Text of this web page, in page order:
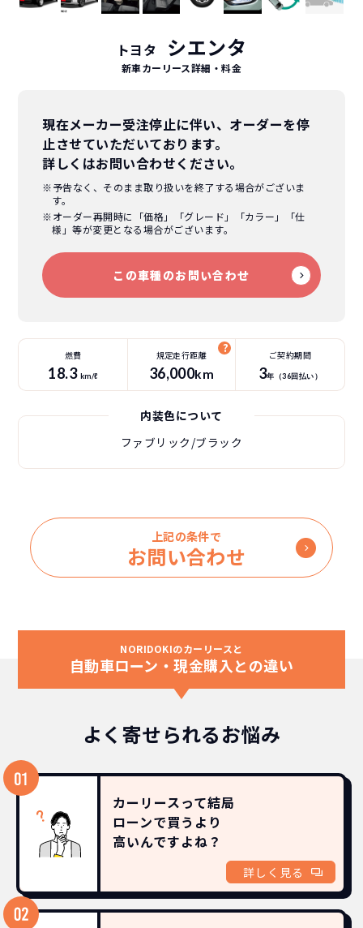
トヨタ シエンタ
新車カーリース詳細 ・料金
現在メーカー受注停止に伴い、オーダーを停
止させていただいております。
詳しくはお問い合わせください。
※予告なく、そのまま取り扱いを終了する場合がございま
す。
※オーダー再開時に「価格」「グレード」「カラー」「仕
様」等が変更となる場合がございます。
この車種のお問い合わせ
燃費
18.3 km/ℓ
規定走行距離
36,000km
ご契約期間
3年（36回払い）
内装色について
ファブリック/ブラック
上記の条件で
お問い合わせ
NORIDOKIのカーリースと
自動車ローン・現金購入との違い
よく寄せられるお悩み
カーリースって結局
ローンで買うより
高いんですよね？
詳しく見る